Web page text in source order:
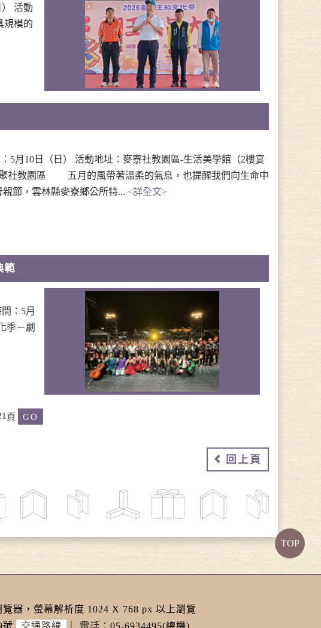
活動
規模的
5月10日（日） 活動地址：麥寮社教園區-生活美學館（2樓宴
教園區 五月的風帶著溫柔的氣息，也提醒我們向生命中
節，雲林縣麥寮鄉公所特... <詳全文>
範
：5月
季－劇
頁
回上頁
器，螢幕解析度 1024 X 768 px 以上瀏覽
號
交通路線 電話：05-6934495(總機)
TOP